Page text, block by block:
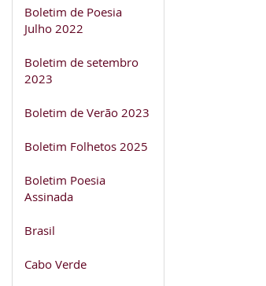
Boletim de Poesia
Julho 2022
Boletim de setembro
2023
Boletim de Verão 2023
Boletim Folhetos 2025
Boletim Poesia
Assinada
Brasil
Cabo Verde